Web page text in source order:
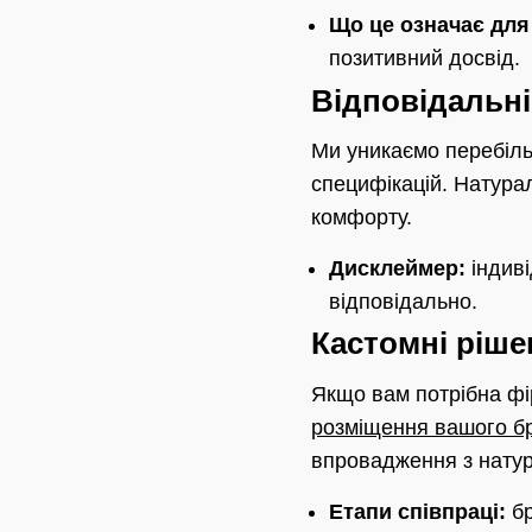
Що це означає
позитивний досвід.
Ми уникаємо
специфікацій.
комфорту.
Дисклеймер:
відповідально.
Кастомні
Якщо вам потрібна
розміщення вашого
впровадження з
Етапи співпраці: